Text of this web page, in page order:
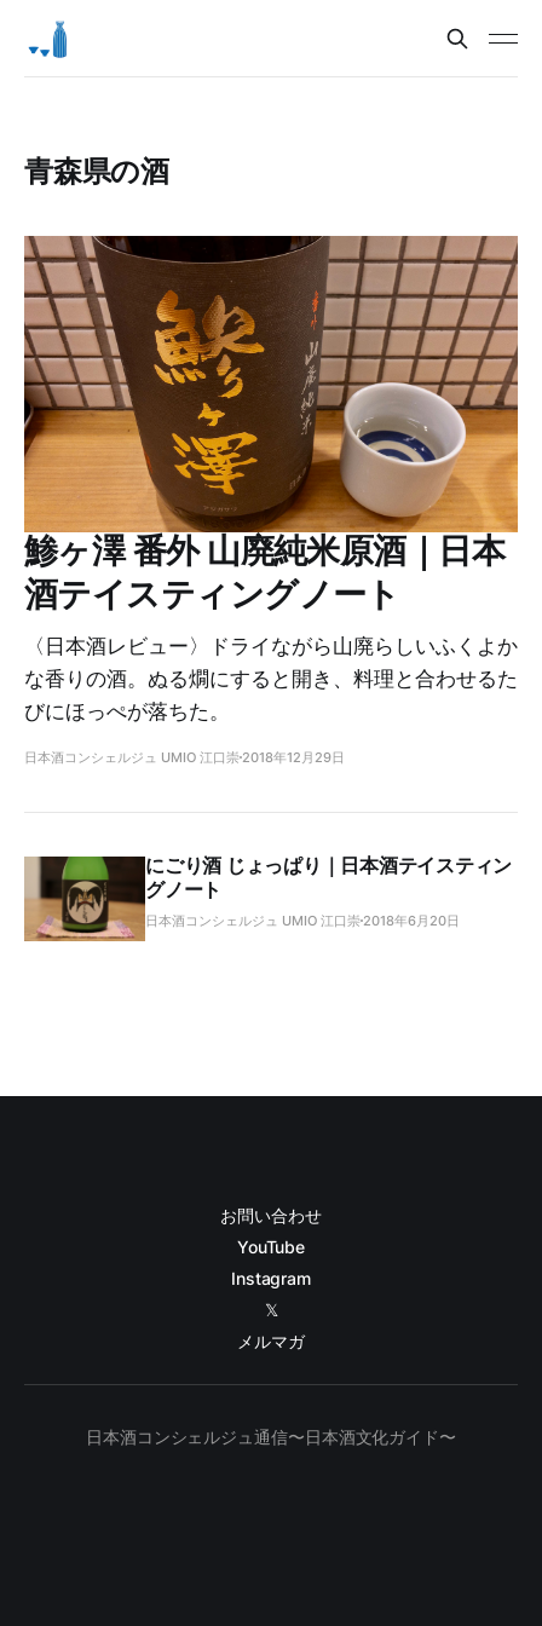
青森県の酒
鯵ヶ澤 番外 山廃純米原酒｜日本
酒テイスティングノート
〈日本酒レビュー〉ドライながら山廃らしいふくよか
な香りの酒。ぬる燗にすると開き、料理と合わせるた
びにほっぺが落ちた。
日本酒コンシェルジュ UMIO 江口崇 2018年12月29日
にごり酒 じょっぱり｜日本酒テイスティン
グノート
日本酒コンシェルジュ UMIO 江口崇 2018年6月20日
お問い合わせ
YouTube
Instagram
𝕏
メルマガ
日本酒コンシェルジュ通信〜日本酒文化ガイド〜